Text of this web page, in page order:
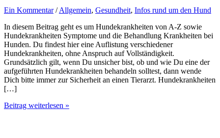
Ein Kommentar /Allgemein, Gesundheit, Infos rund um den Hund
In diesem Beitrag geht es um Hundekrankheiten von A-Z sowie
Hundekrankheiten Symptome und die Behandlung Krankheiten bei
Hunden. Du findest hier eine Auflistung verschiedener
Hundekrankheiten, ohne Anspruch auf Vollständigkeit.
Grundsätzlich gilt, wenn Du unsicher bist, ob und wie Du eine der
aufgeführten Hundekrankheiten behandeln solltest, dann wende
Dich bitte immer zur Sicherheit an einen Tierarzt. Hundekrankheiten
[…]
Hundekrankheiten
Beitrag weiterlesen »